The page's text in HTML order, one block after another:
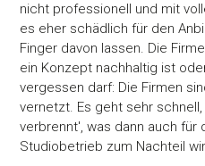
nicht professionell und mit
es eher schädlich für den
Finger davon lassen. Die
ein Konzept nachhaltig ist
vergessen darf: Die Firmen
vernetzt. Es geht sehr
verbrennt', was dann auch für
Studiobetrieb zum Nachteil